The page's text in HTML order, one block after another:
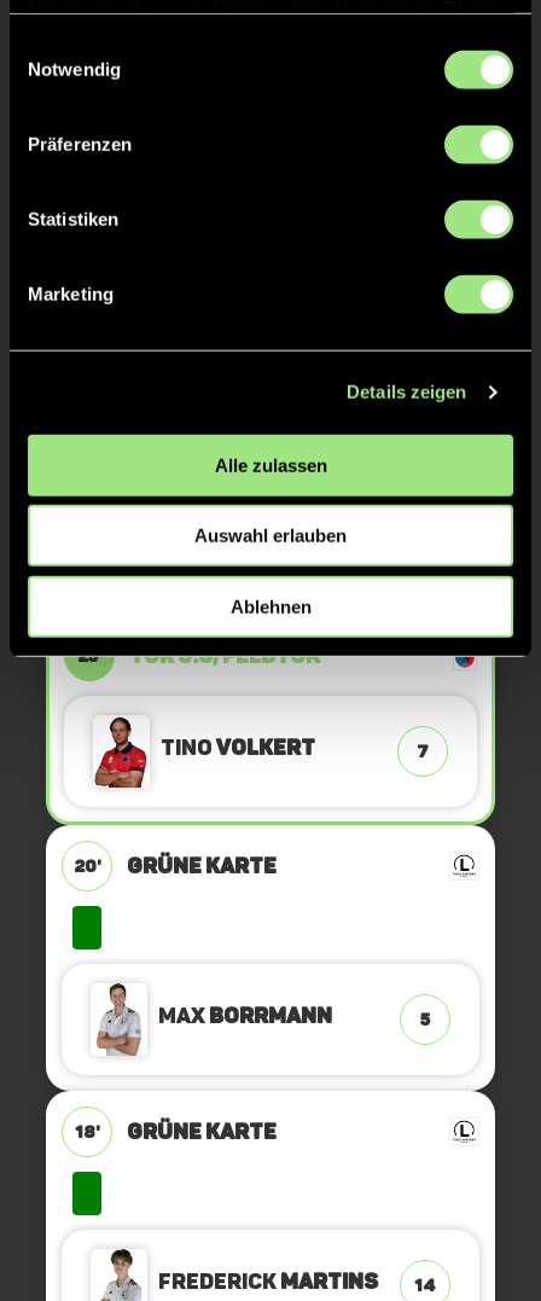
Notwendig
Präferenzen
Statistiken
Marketing
Details zeigen
Alle zulassen
Auswahl erlauben
Ablehnen
Stoltzenburg
KURZE ECKE - VERGEBEN
27' KURZE ECKE
25' TOR 3:3, FELDTOR
TinoVolkert 7
20' GRÜNE KARTE
MaxBorrmann 5
18' GRÜNE KARTE
FrederickMartins 14